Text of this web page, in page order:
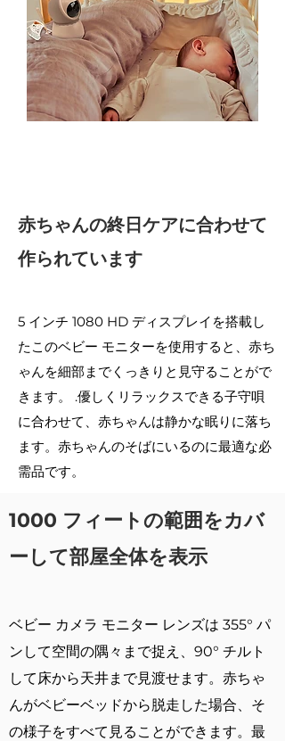
赤ちゃんの終日ケアに合わせて
作られています
5 インチ 1080 HD ディスプレイを搭載し
たこのベビー モニターを使用すると、赤ち
ゃんを細部までくっきりと見守ることがで
きます。 .優しくリラックスできる子守唄
に合わせて、赤ちゃんは静かな眠りに落ち
ます。赤ちゃんのそばにいるのに最適な必
需品です。
1000 フィートの範囲をカバ
ーして部屋全体を表示
ベビー カメラ モニター レンズは 355° パ
ンして空間の隅々まで捉え、90° チルト
して床から天井まで見渡せます。赤ちゃ
んがベビーベッドから脱走した場合、そ
の様子をすべて見ることができます。最